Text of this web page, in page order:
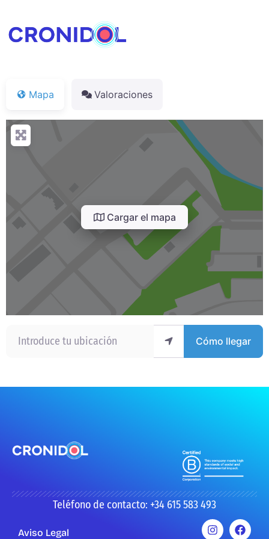
Mapa Valoraciones
Cargar el mapa
Cómo llegar
Teléfono de contacto: +34 615 583 493
Aviso Legal